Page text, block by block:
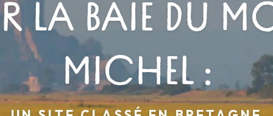
LA BAIE DU
MICHEL :